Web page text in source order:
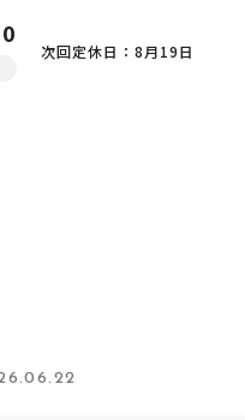
次回定休日：8月19日